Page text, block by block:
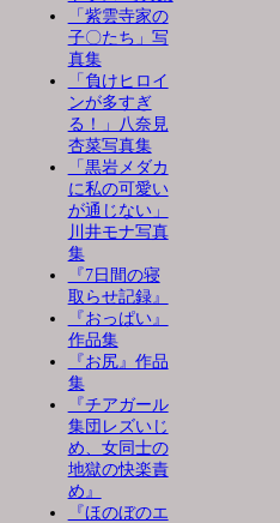
「紫雲寺家の
子〇たち」写
真集
「負けヒロイ
ンが多すぎ
る！」八奈見
杏菜写真集
「黒岩メダカ
に私の可愛い
が通じない」
川井モナ写真
集
『7日間の寝
取らせ記録』
『おっぱい』
作品集
『お尻』作品
集
『チアガール
集団レズいじ
め、女同士の
地獄の快楽責
め』
『ほのぼのエ